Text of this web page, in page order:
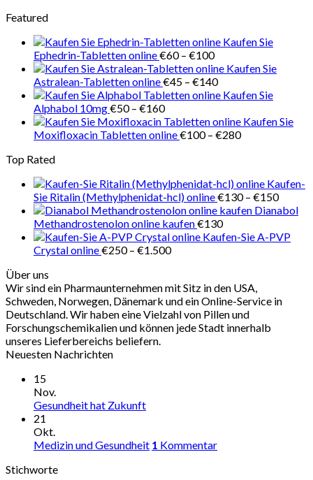
Featured
Kaufen Sie
Ephedrin-Tabletten online€60 – €100Preisspanne:
€60
bis
€100
Kaufen Sie
Astralean-Tabletten online€45 – €140Preisspanne:
€45
€140
Kaufen Sie
Alphabol 10mg€50 – €160Preisspanne:
€50
bis
Kaufen Sie
Moxifloxacin Tabletten online€100 – €280Preisspanne:
Top Rated
Kaufen-
Sie Ritalin (Methylphenidat-hcl) online€130 – €150
€130
€150
Dianabol
Methandrostenolon online kaufen€130
Kaufen-Sie A-PVP
Crystal online€250 – €1.500Preisspanne:
€1.500
Über uns
Wir sind ein Pharmaunternehmen mit Sitz in den USA,
Schweden, Norwegen, Dänemark und ein Online-Service in
Deutschland. Wir haben eine Vielzahl von Pillen und
Forschungschemikalien und können jede Stadt innerhalb
unseres Lieferbereichs beliefern.
Neuesten Nachrichten
15
Nov.
Gesundheit hat Zukunft
21
Okt.
Medizin und Gesundheit 1 Kommentar
Stichworte